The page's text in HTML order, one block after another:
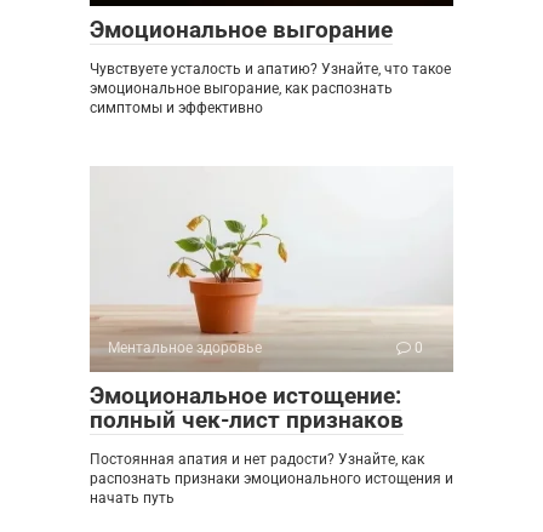
Эмоциональное выгорание
Чувствуете усталость и апатию? Узнайте, что такое
эмоциональное выгорание, как распознать
симптомы и эффективно
Ментальное здоровье 0
Эмоциональное истощение:
полный чек-лист признаков
Постоянная апатия и нет радости? Узнайте, как
распознать признаки эмоционального истощения и
начать путь